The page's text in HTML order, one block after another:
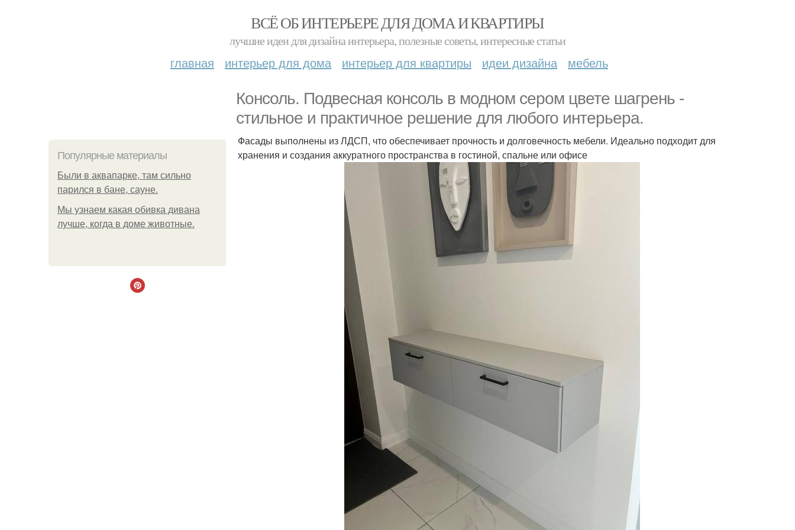
ВСЁ ОБ ИНТЕРЬЕРЕ ДЛЯ ДОМА И КВАРТИРЫ
лучшие идеи для дизайна интерьера, полезные советы, интересные статьи
главная интерьер для дома интерьер для квартиры идеи дизайна мебель
Консоль. Подвесная консоль в модном сером цвете шагрень -
стильное и практичное решение для любого интерьера.
Популярные материалы
Были в аквапарке, там сильно
парился в бане, сауне.
Мы узнаем какая обивка дивана
лучше, когда в доме животные.
Фасады выполнены из ЛДСП, что обеспечивает прочность и долговечность мебели. Идеально подходит для
хранения и создания аккуратного пространства в гостиной, спальне или офисе